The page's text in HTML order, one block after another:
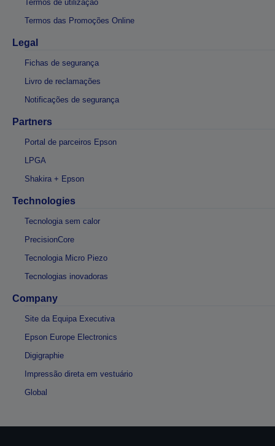
Termos de utilização
Termos das Promoções Online
Legal
Fichas de segurança
Livro de reclamações
Notificações de segurança
Partners
Portal de parceiros Epson
LPGA
Shakira + Epson
Technologies
Tecnologia sem calor
PrecisionCore
Tecnologia Micro Piezo
Tecnologias inovadoras
Company
Site da Equipa Executiva
Epson Europe Electronics
Digigraphie
Impressão direta em vestuário
Global